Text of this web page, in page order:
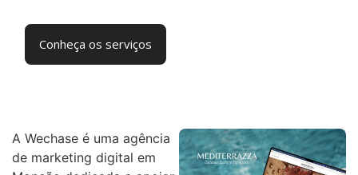
Conheça os serviços
A Wechase é uma agência
de marketing digital em